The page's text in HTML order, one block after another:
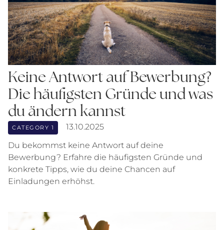
Keine Antwort auf Bewerbung?
Die häufigsten Gründe und was
du ändern kannst
CATEGORY 1
13.10.2025
Du bekommst keine Antwort auf deine
Bewerbung? Erfahre die häufigsten Gründe und
konkrete Tipps, wie du deine Chancen auf
Einladungen erhöhst.